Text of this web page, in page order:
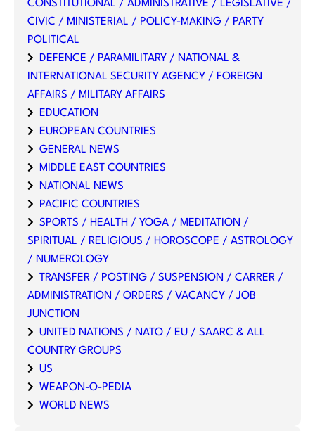
CONSTITUTIONAL / ADMINISTRATIVE / LEGISLATIVE /
CIVIC / MINISTERIAL / POLICY-MAKING / PARTY
POLITICAL
DEFENCE / PARAMILITARY / NATIONAL &
INTERNATIONAL SECURITY AGENCY / FOREIGN
AFFAIRS / MILITARY AFFAIRS
EDUCATION
EUROPEAN COUNTRIES
GENERAL NEWS
MIDDLE EAST COUNTRIES
NATIONAL NEWS
PACIFIC COUNTRIES
SPORTS / HEALTH / YOGA / MEDITATION /
SPIRITUAL / RELIGIOUS / HOROSCOPE / ASTROLOGY
/ NUMEROLOGY
TRANSFER / POSTING / SUSPENSION / CARRER /
ADMINISTRATION / ORDERS / VACANCY / JOB
JUNCTION
UNITED NATIONS / NATO / EU / SAARC & ALL
COUNTRY GROUPS
US
WEAPON-O-PEDIA
WORLD NEWS